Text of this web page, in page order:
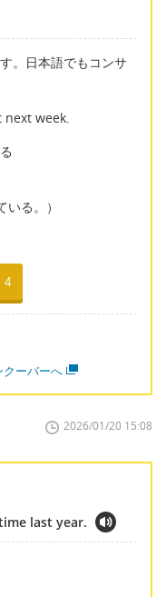
。日本語でもコンサ
week.
る。）
4
クーバーへ
2026/01/20 15:08
last year.